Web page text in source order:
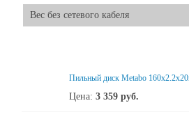
Вес без сетевого кабеля
Пильный диск Metabo
Цена: 3 359 руб.